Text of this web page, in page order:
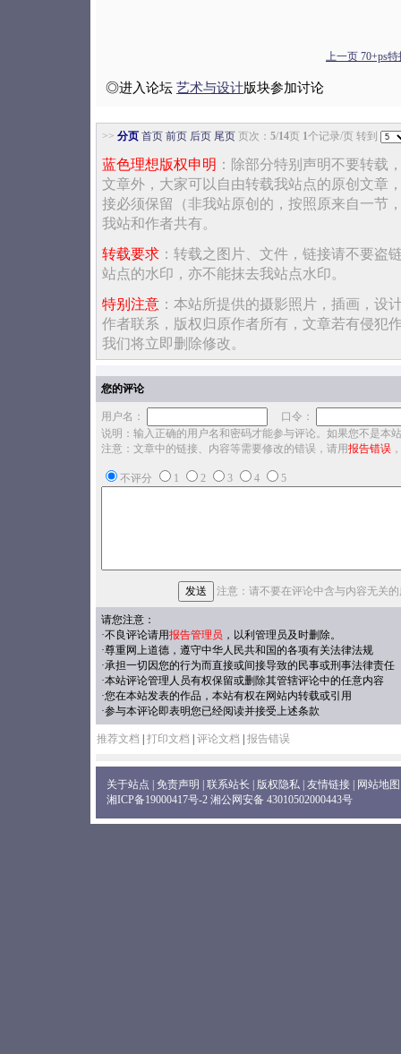
上一页 70+ps
◎进入论坛 艺术与设计版块参加讨论
>> 分页 首页 前页 后页 尾页 页次： 5/14页 1个记录/页 转到
蓝色理想版权申明 ：除部分特别声明不要转载
文章外，大家可以自由转载我站点的原创文章
接必须保留（非我站原创的，按照原来自一节
我站和作者共有。
转载要求 ：转载之图片、文件，链接请不要盗
站点的水印，亦不能抹去我站点水印。
特别注意 ：本站所提供的摄影照片，插画，设
作者联系，版权归原作者所有，文章若有侵犯
我们将立即删除修改。
您的评论
用户名：
口令：
说明：输入正确的用户名和密码才能参与评论。如果您不是本
注意：文章中的链接、内容等需要修改的错误，请用报告错误
不评分 1 2 3 4 5
注意：请不要在评论中含与内容无关
请您注意：
·不良评论请用报告管理员 ，以利管理员及时删除。
·尊重网上道德，遵守中华人民共和国的各项有关法律法规
·承担一切因您的行为而直接或间接导致的民事或刑事法律责任
·本站评论管理人员有权保留或删除其管辖评论中的任意内容
·您在本站发表的作品，本站有权在网站内转载或引用
·参与本评论即表明您已经阅读并接受上述条款
推荐文档 打印文档 评论文档 报告错误
关于站点 免责声明 联系站长 版权隐私 友情链接
网站地图
湘ICP备19000417号-2 湘公网安备 43010502000443号